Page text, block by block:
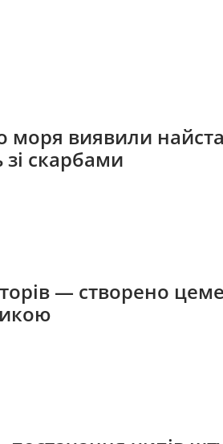
моря виявили
скарбами
— створено